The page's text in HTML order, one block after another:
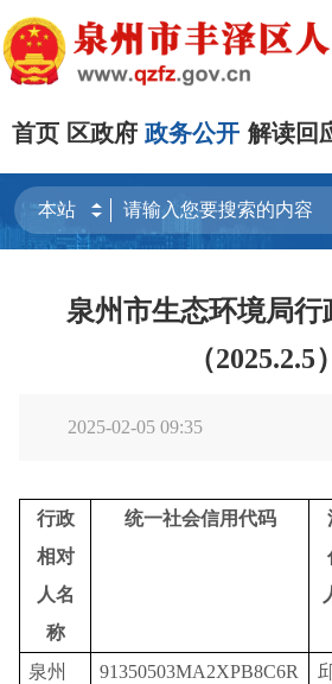
首页 区政府 政务公开 解读回
泉州市生态环境局行
（2025.2.5）
2025-02-05 09:35
行政
相对
人名
称
统一社会信用代码
泉州
91350503MA2XPB8C6R